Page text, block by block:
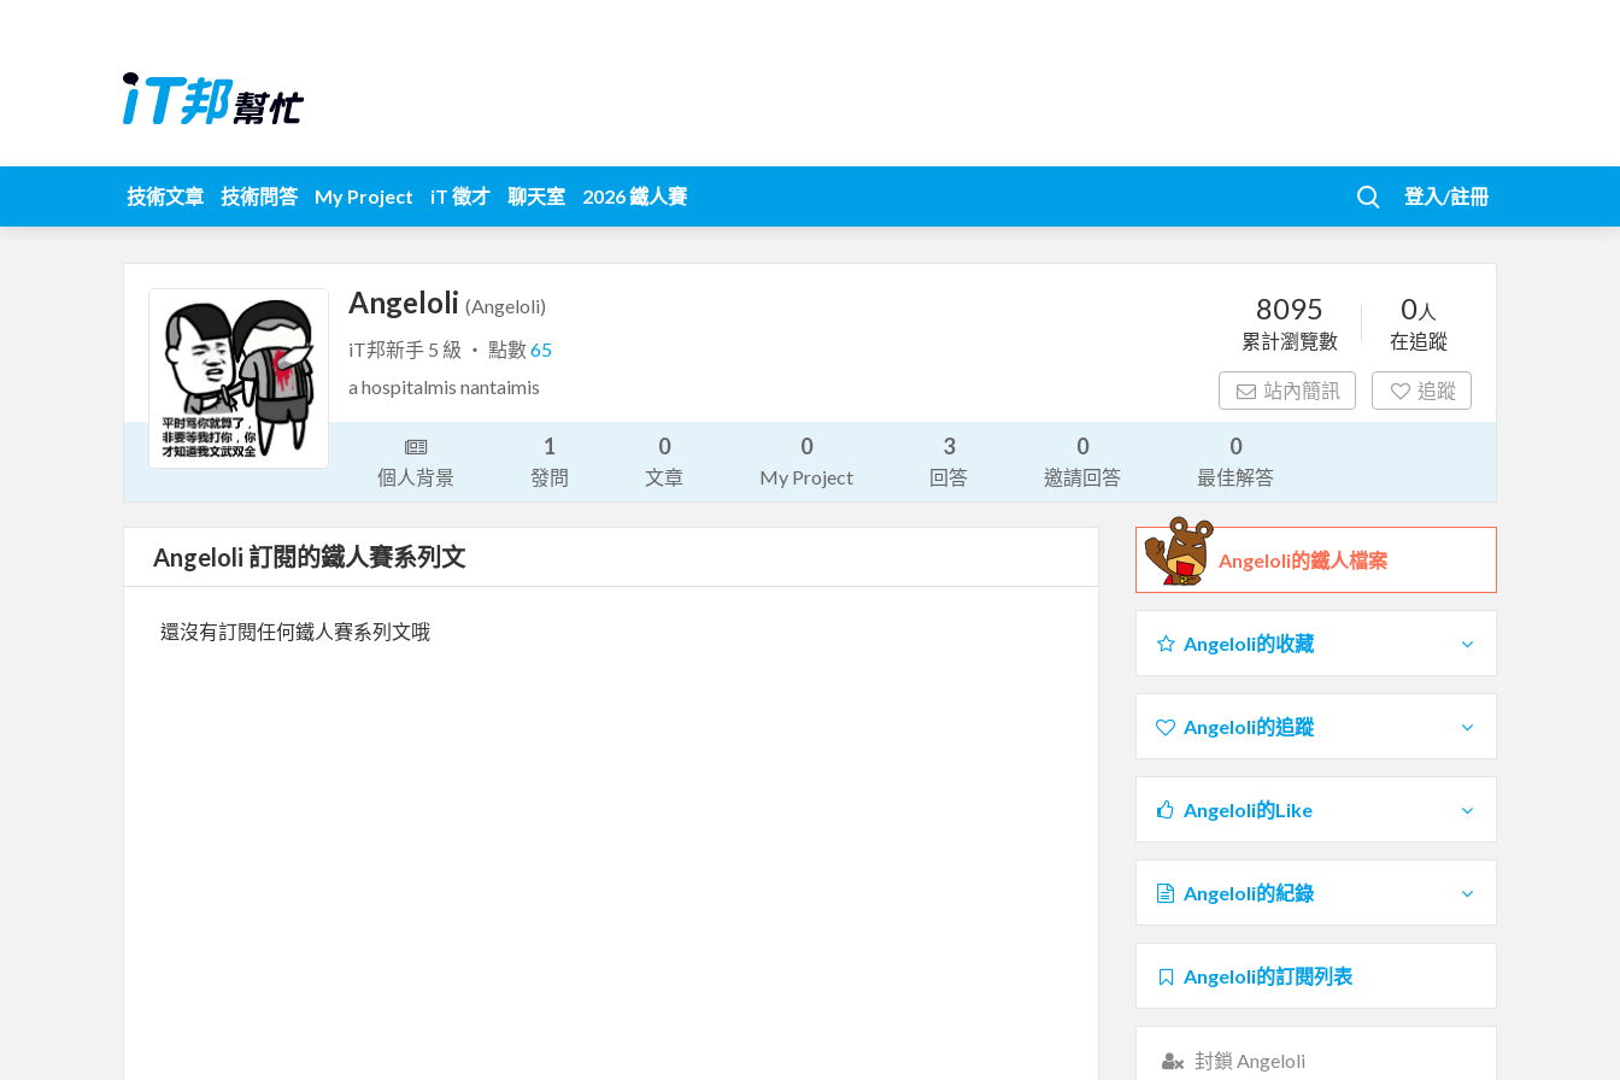
技術文章 技術問答 My Project iT 徵才 聊天室 2026 鐵人賽 登入/註冊
Angeloli (Angeloli)
iT邦新手 5 級 ‧ 點數65
a hospitalmis nantaimis
8095
累計瀏覽數
0人
在追蹤
站內簡訊 追蹤
個人背景
1
發問
0
文章
0
My Project
3
回答
0
邀請回答
0
最佳解答
Angeloli 訂閱的鐵人賽系列文
還沒有訂閱任何鐵人賽系列文哦
Angeloli的鐵人檔案
Angeloli的收藏
Angeloli的追蹤
Angeloli的Like
Angeloli的紀錄
Angeloli的訂閱列表
封鎖 Angeloli